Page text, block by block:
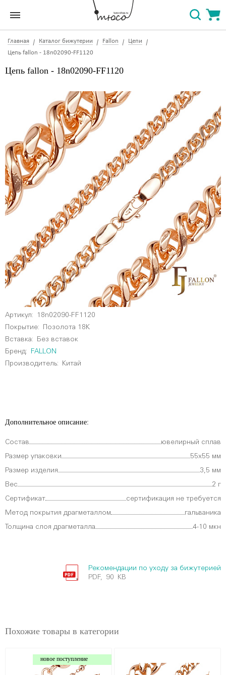
Главная Каталог бижутерии Fallon
Цепи
Цепь fallon - 18n02090-FF1120
Цепь fallon - 18n02090-FF1120
Артикул:
18n02090-FF1120
Покрытие: Позолота 18К
Вставка: Без вставок
Бренд:
FALLON
Производитель: Китай
Дополнительное описание:
Состав ювелирный сплав
Размер упаковки 55х55 мм
Размер изделия 3,5 мм
Вес 2 г
Сертификат сертификация не требуется
Метод покрытия драгметаллом гальваника
Толщина слоя драгметалла 4-10 мкн
Рекомендации по уходу за бижутерией
PDF, 90 KB
Похожие товары в категории
новое поступление